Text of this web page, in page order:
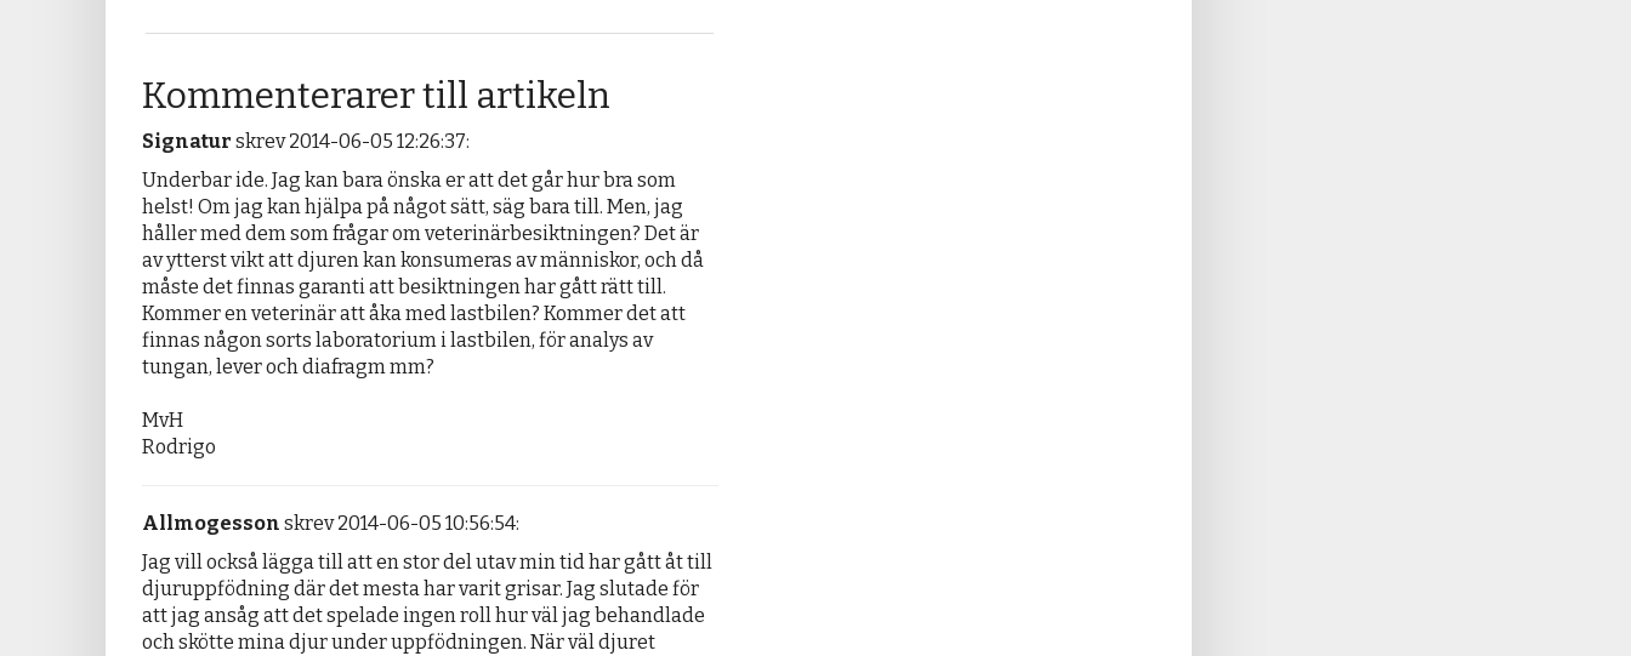
Kommenterarer till artikeln
Signatur skrev 2014-06-05 12:26:37:
Underbar ide. Jag kan bara önska er att det går hur bra som
helst! Om jag kan hjälpa på något sätt, säg bara till. Men, jag
håller med dem som frågar om veterinärbesiktningen? Det är
av ytterst vikt att djuren kan konsumeras av människor, och då
måste det finnas garanti att besiktningen har gått rätt till.
Kommer en veterinär att åka med lastbilen? Kommer det att
finnas någon sorts laboratorium i lastbilen, för analys av
tungan, lever och diafragm mm?
MvH
Rodrigo
Allmogesson skrev 2014-06-05 10:56:54:
Jag vill också lägga till att en stor del utav min tid har gått åt till
djuruppfödning där det mesta har varit grisar. Jag slutade för
att jag ansåg att det spelade ingen roll hur väl jag behandlade
och skötte mina djur under uppfödningen. När väl djuret